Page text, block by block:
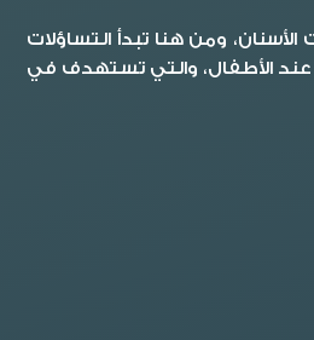
ومن هنا تبدأ التساؤلات
الأطفال، والتي تستهدف في